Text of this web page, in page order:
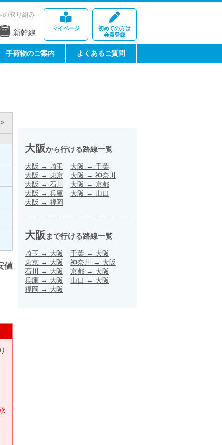
マイページ
初めての方は
会員登録
の取り組み
新幹線
手荷物のご案内 よくあるご質問
値
大阪から行ける路線一覧
大阪 → 埼玉 大阪 → 千葉
大阪 → 東京 大阪 → 神奈川
大阪 → 石川 大阪 → 京都
大阪 → 兵庫 大阪 → 山口
大阪 → 福岡
大阪 まで行ける路線一覧
埼玉 → 大阪 千葉 → 大阪
東京 → 大阪 神奈川 → 大阪
石川
→ 大阪 京都 → 大阪
兵庫 → 大阪 山口 → 大阪
福岡 → 大阪